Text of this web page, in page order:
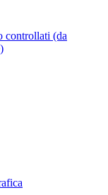
controllati (da